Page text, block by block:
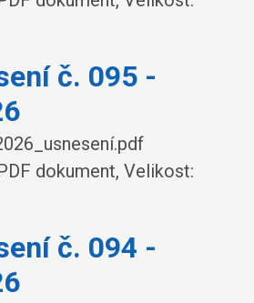
č. 095 -
dokument, Velikost:
č. 094 -